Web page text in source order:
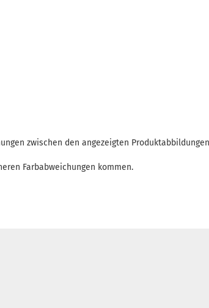
zwischen den angezeigten
Farbabweichungen kommen.